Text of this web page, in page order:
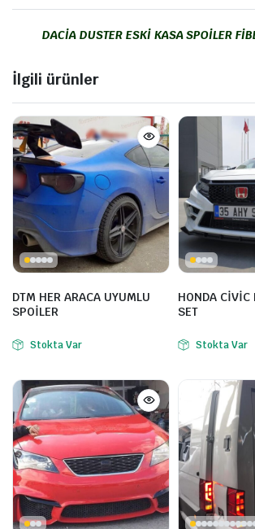
DACİA DUSTER ESKİ KASA SPOİLER
İlgili ürünler
DTM HER ARACA UYUMLU
SPOİLER
Stokta Var
HONDA CİVİC
SET
Stokta Var